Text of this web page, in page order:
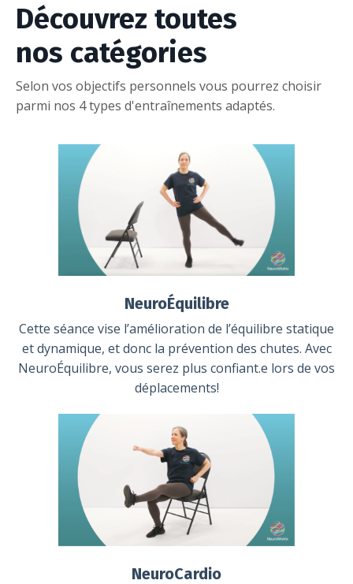
Découvrez toutes
nos catégories
Selon vos objectifs personnels vous pourrez choisir
parmi nos 4 types d'entraînements adaptés.
NeuroÉquilibre
Cette séance vise l’amélioration de l’équilibre statique
et dynamique, et donc la prévention des chutes. Avec
NeuroÉquilibre, vous serez plus confiant.e lors de vos
déplacements!
NeuroCardio